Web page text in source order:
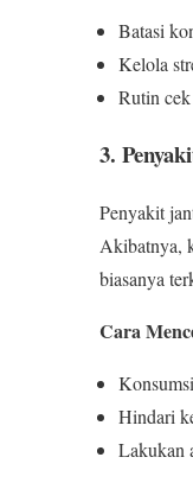
Batasi
Kelola
Rutin cek
3.
Penyakit
Akibatnya,
biasanya
Cara
Hindari
Lakukan